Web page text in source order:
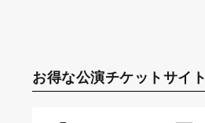
お得な公演チケットサイト